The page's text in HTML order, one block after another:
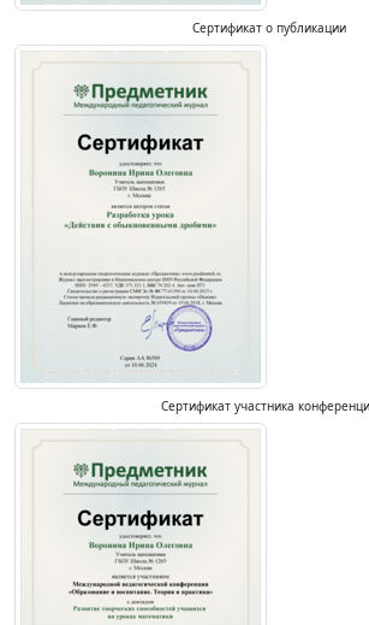
Сертификат о публикации
Сертификат участника